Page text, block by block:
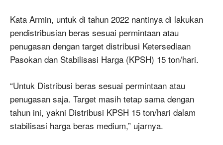
Kata Armin, untuk di tahun 2022 nantinya di lakukan
pendistribusian beras sesuai permintaan atau
penugasan dengan target distribusi Ketersediaan
Pasokan dan Stabilisasi Harga (KPSH) 15 ton/hari.
“Untuk Distribusi beras sesuai permintaan atau
penugasan saja. Target masih tetap sama dengan
tahun ini, yakni Distribusi KPSH 15 ton/hari dalam
stabilisasi harga beras medium,” ujarnya.